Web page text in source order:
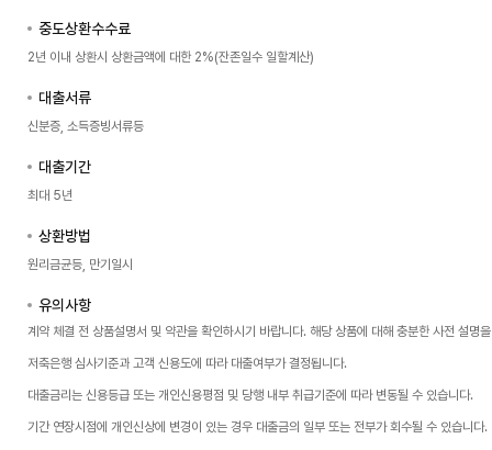
중도상환수수료
2년 이내 상환시 상환금액에 대한 2%(잔존일수 일할계산)
대출서류
신분증, 소득증빙서류등
대출기간
최대 5년
상환방법
원리금균등, 만기일시
유의사항
계약 체결 전 상품설명서 및 약관을 확인하시기 바랍니다. 해당 상품에 대해 충분한 사전 설명
저축은행 심사기준과 고객 신용도에 따라 대출여부가 결정됩니다.
대출금리는 신용등급 또는 개인신용평점 및 당행 내부 취급기준에 따라 변동될 수 있습니다.
기간 연장시점에 개인신상에 변경이 있는 경우 대출금의 일부 또는 전부가 회수될 수 있습니다.